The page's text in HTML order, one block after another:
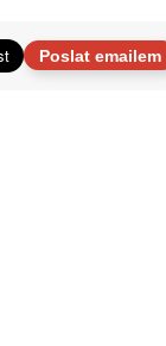
Poslat emailem